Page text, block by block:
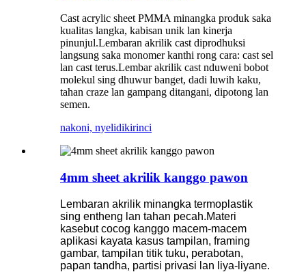
Cast acrylic sheet PMMA minangka produk saka
kualitas langka, kabisan unik lan kinerja
pinunjul.Lembaran akrilik cast diprodhuksi
langsung saka monomer kanthi rong cara: cast sel
lan cast terus.Lembar akrilik cast nduweni bobot
molekul sing dhuwur banget, dadi luwih kaku,
tahan craze lan gampang ditangani, dipotong lan
semen.
nakoni, nyelidikirinci
4mm sheet akrilik kanggo pawon
Lembaran akrilik minangka termoplastik
sing entheng lan tahan pecah.Materi
kasebut cocog kanggo macem-macem
aplikasi kayata kasus tampilan, framing
gambar, tampilan titik tuku, perabotan,
papan tandha, partisi privasi lan liya-liyane.